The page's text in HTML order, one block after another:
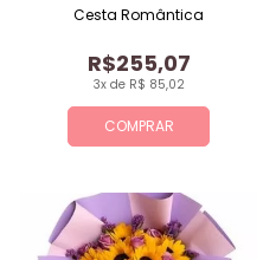
COMPRAR
3x de R$ 85,02
R$255,07
Cesta Romântica